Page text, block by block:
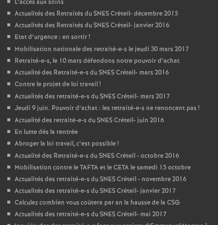
L’accès aux soins
Actualités des Retraités duSNESCréteil- décembre 2015
Actualités des Retraités duSNESCréteil- janvier 2016
Etat d’urgence : en sortir!
Mobilisation nationale des retraité-e-s le jeudi 30 mars 2017
Retraité-e-s, le 10 mars défendons notre pouvoir d’achat
Actualité des Retraité-e-s duSNESCréteil- mars 2016
Contre le projet de loi travail!
Actualités des retraité-e-s duSNESCréteil- mars 2017
Jeudi 9 juin. Pouvoir d’achat : les retraité-e-s ne renoncent pas !
Actualité des retraité-e-s duSNESCréteil- juin 2016
En lutte dès la rentrée
Abroger la loi travail, c’est possible!
Actualité des Retraité-e-s duSNESCréteil - octobre 2016
Mobilisation contre leTAFTAet leCETA le samedi 15 octobre
Actualités des retraité-e-s duSNESCréteil - novembre 2016
Actualités des retraité-e-s duSNESCréteil- janvier 2017
Calculez combien vous coûtera par an la hausse de la CSG
Actualités des retraité-e-s duSNESCréteil- mai 2017